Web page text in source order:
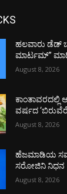
ಹಲವಾರು ಡೆಡ್
ಮಾರ್ಟಮ್”
August 8, 2026
ಕಾಂತಾವರದಲ್ಲಿ
ವರ್ಷದ
August 8, 2026
ಹೆಜಮಾಡಿಯ
ಸರೋಜಿನಿ ನಿಧನ
August 8, 2026